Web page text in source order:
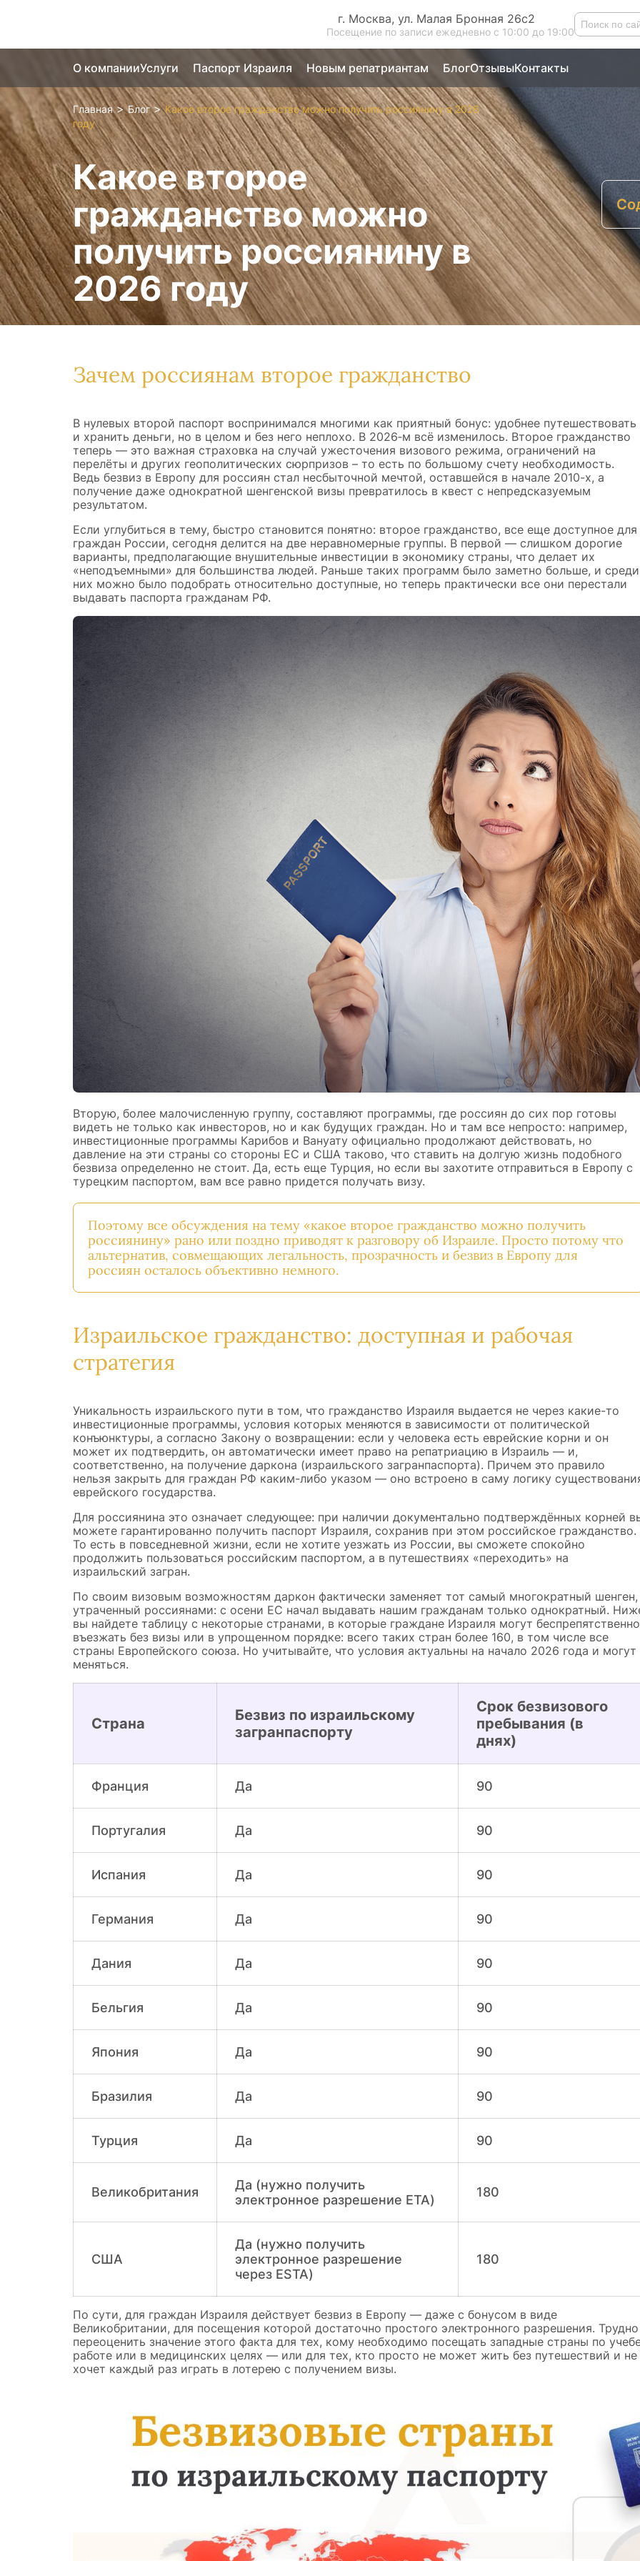
г. Москва, ул. Малая Бронная 26с2
Посещение по записи ежедневно с 10:00 до 19:00
О компанииУслуги Паспорт Израиля Новым репатриантам БлогОтзывыКонтакты
Главная > Блог > Какое второе гражданство можно получить россиянину в 2026
году
Какое второе
гражданство можно
получить россиянину в
2026 году
Зачем россиянам второе гражданство
В нулевых второй паспорт воспринимался многими как приятный бонус: удобнее путешествовать
и хранить деньги, но в целом и без него неплохо. В 2026‑м всё изменилось. Второе гражданство
теперь — это важная страховка на случай ужесточения визового режима, ограничений на
перелёты и других геополитических сюрпризов – то есть по большому счету необходимость.
Ведь безвиз в Европу для россиян стал несбыточной мечтой, оставшейся в начале 2010-х, а
получение даже однократной шенгенской визы превратилось в квест с непредсказуемым
результатом.
Если углубиться в тему, быстро становится понятно: второе гражданство, все еще доступное для
граждан России, сегодня делится на две неравномерные группы. В первой — слишком дорогие
варианты, предполагающие внушительные инвестиции в экономику страны, что делает их
«неподъемными» для большинства людей. Раньше таких программ было заметно больше, и среди
них можно было подобрать относительно доступные, но теперь практически все они перестали
выдавать паспорта гражданам РФ.
Вторую, более малочисленную группу, составляют программы, где россиян до сих пор готовы
видеть не только как инвесторов, но и как будущих граждан. Но и там все непросто: например,
инвестиционные программы Карибов и Вануату официально продолжают действовать, но
давление на эти страны со стороны ЕС и США таково, что ставить на долгую жизнь подобного
безвиза определенно не стоит. Да, есть еще Турция, но если вы захотите отправиться в Европу с
турецким паспортом, вам все равно придется получать визу.
Поэтому все обсуждения на тему «какое второе гражданство можно получить
россиянину» рано или поздно приводят к разговору об Израиле. Просто потому что
альтернатив, совмещающих легальность, прозрачность и безвиз в Европу для
россиян осталось объективно немного.
Израильское гражданство: доступная и рабочая
стратегия
Уникальность израильского пути в том, что гражданство Израиля выдается не через какие-то
инвестиционные программы, условия которых меняются в зависимости от политической
конъюнктуры, а согласно Закону о возвращении: если у человека есть еврейские корни и он
может их подтвердить, он автоматически имеет право на репатриацию в Израиль — и,
соответственно, на получение даркона (израильского загранпаспорта). Причем это правило
нельзя закрыть для граждан РФ каким-либо указом — оно встроено в саму логику
еврейского государства.
Для россиянина это означает следующее: при наличии документально подтверждённых корней
можете гарантированно получить паспорт Израиля, сохранив при этом российское гражданство.
То есть в повседневной жизни, если не хотите уезжать из России, вы сможете спокойно
продолжить пользоваться российским паспортом, а в путешествиях «переходить» на
израильский загран.
По своим визовым возможностям даркон фактически заменяет тот самый многократный шенген,
утраченный россиянами: с осени ЕС начал выдавать нашим гражданам только однократный.
вы найдете таблицу с некоторые странами, в которые граждане Израиля могут беспрепятственно
въезжать без визы или в упрощенном порядке: всего таких стран более 160, в том числе все
страны Европейского союза. Но учитывайте, что условия актуальны на начало 2026 года и могут
меняться.
Страна
Безвиз по израильскому
загранпаспорту
Срок безвизового
пребывания (в
днях)
Франция Да 90
Португалия Да 90
Испания Да 90
Германия Да 90
Дания Да 90
Бельгия Да 90
Япония Да 90
Бразилия Да 90
Турция Да 90
Великобритания
Да (нужно получить
электронное разрешение ETA)
180
США
Да (нужно получить
электронное разрешение
через ESTA)
180
По сути, для граждан Израиля действует безвиз в Европу — даже с бонусом в виде
Великобритании, для посещения которой достаточно простого электронного разрешения. Трудно
переоценить значение этого факта для тех, кому необходимо посещать западные страны по
работе или в медицинских целях — или для тех, кто просто не может жить без путешествий и не
хочет каждый раз играть в лотерею с получением визы.